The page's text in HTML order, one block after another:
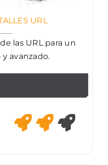
URL
las URL para un
avanzado.